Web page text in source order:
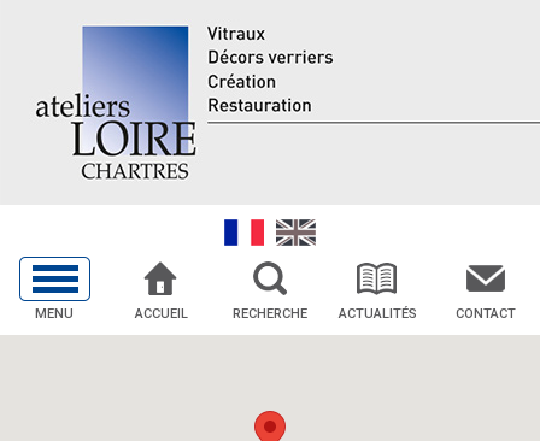
MENU ACCUEIL RECHERCHE ACTUALITÉS CONTACT